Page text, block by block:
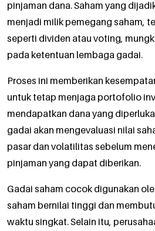
pinjaman dana. Saham yang
menjadi milik pemegang saham,
seperti dividen atau voting,
pada ketentuan lembaga gadai.
Proses ini memberikan
untuk tetap menjaga portofolio
mendapatkan dana yang
gadai akan mengevaluasi nilai
pasar dan volatilitas sebelum
pinjaman yang dapat diberikan.
Gadai saham cocok digunakan
saham bernilai tinggi dan
waktu singkat. Selain itu,